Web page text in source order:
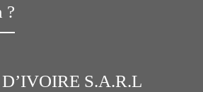
?
S.A.R.L